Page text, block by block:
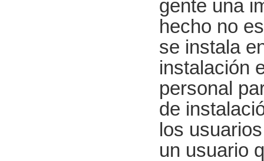
gente una
hecho no
se instala
instalación
personal
de
los
un usuario